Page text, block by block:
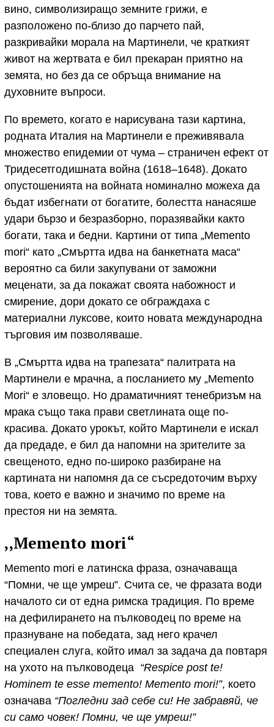
вино, символизиращо земните грижи, е
разположено по-близо до парчето пай,
разкривайки морала на Мартинели, че краткият
живот на жертвата е бил прекаран приятно на
земята, но без да се обръща внимание на
духовните въпроси.
По времето, когато е нарисувана тази картина,
родната Италия на Мартинели е преживявала
множество епидемии от чума – страничен ефект от
Тридесетгодишната война (1618–1648). Докато
опустошенията на войната номинално можеха да
бъдат избегнати от богатите, болестта нанасяше
удари бързо и безразборно, поразявайки както
богати, така и бедни. Картини от типа „Memento
mori“ като „Смъртта идва на банкетната маса“
вероятно са били закупувани от заможни
меценати, за да покажат своята набожност и
смирение, дори докато се обграждаха с
материални луксове, които новата международна
търговия им позволяваше.
В „Смъртта идва на трапезата“ палитрата на
Мартинели е мрачна, а посланието му „Memento
Mori“ е зловещо. Но драматичният тенебризъм на
мрака също така прави светлината още по-
красива. Докато урокът, който Мартинели е искал
да предаде, е бил да напомни на зрителите за
свещеното, едно по-широко разбиране на
картината ни напомня да се съсредоточим върху
това, което е важно и значимо по време на
престоя ни на земята.
,,Memento mori“
Memento mori е латинска фраза, означаваща
“Помни, че ще умреш”. Счита се, че фразата води
началото си от една римска традиция. По време
на дефилирането на пълководец по време на
празнуване на победата, зад него крачел
специален слуга, който имал за задача да повтаря
на ухото на пълководеца “Respice post te!
Hominem te esse memento! Memento mori!”, което
означава “Погледни зад себе си! Не забравяй, че
си само човек! Помни, че ще умреш!”